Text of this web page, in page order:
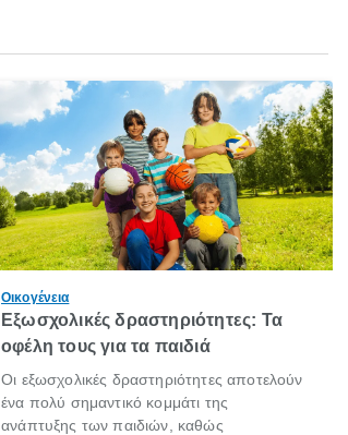
Οικογένεια
Εξωσχολικές δραστηριότητες: Τα
οφέλη τους για τα παιδιά
Οι εξωσχολικές δραστηριότητες αποτελούν
ένα πολύ σημαντικό κομμάτι της
ανάπτυξης των παιδιών, καθώς